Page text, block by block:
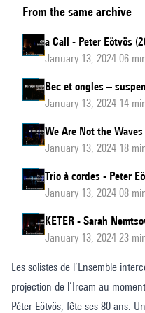
complet
From the same archive
a Call - Peter Eötvös
January 13, 2024 06
Bec et ongles –
January 13, 2024 14
We Are Not the
January 13, 2024 18
Trio à cordes - Peter
January 13, 2024 08
KETER - Sarah
January 13, 2024 23
Les solistes de l’Ensemble
projection de l’Ircam au
Péter Eötvös, fête ses 80 ans.